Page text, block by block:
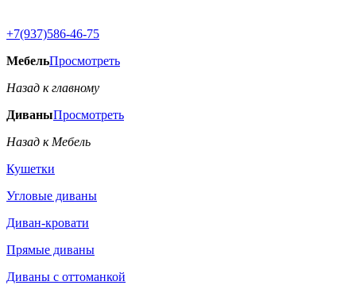
+7(937)586-46-75
МебельПросмотреть
Назад к главному
ДиваныПросмотреть
Назад к Мебель
Кушетки
Угловые диваны
Диван-кровати
Прямые диваны
Диваны с оттоманкой